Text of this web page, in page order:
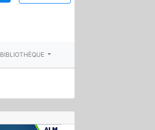
BIBLIOTHÈQUE